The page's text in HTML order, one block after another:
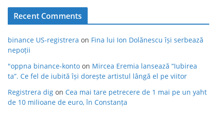
Recent Comments
binance US-registrera on Fina lui Ion Dolănescu își serbează
nepoții
"oppna binance-konto on Mircea Eremia lansează “Iubirea
ta”. Ce fel de iubită își dorește artistul lângă el pe viitor
Registrera dig on Cea mai tare petrecere de 1 mai pe un yaht
de 10 milioane de euro, în Constanța